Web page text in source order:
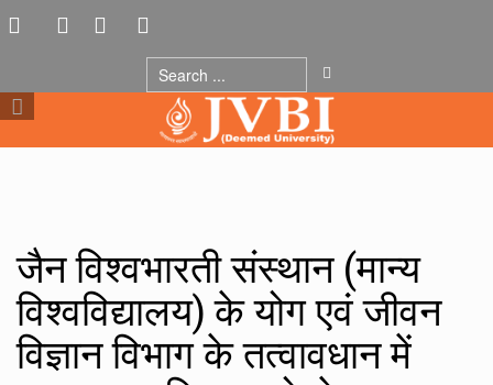
जैन विश्वभारती संस्थान (मान्य
विश्वविद्यालय) के योग एवं जीवन
विज्ञान विभाग के तत्वावधान में